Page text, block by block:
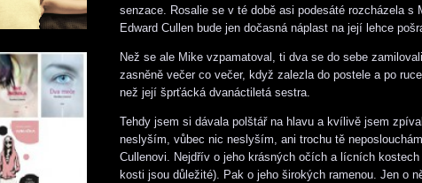
senzace. Rosalie se v té době asi podesáté rozcházela s
Edward Cullen bude jen dočasná náplast na její lehce
Než se ale Mike vzpamatoval, ti dva se do sebe
zasněně večer co večer, když zalezla do postele a po
než její šprťácká dvanáctiletá sestra.
Tehdy jsem si dávala polštář na hlavu a kvílivě jsem
neslyším, vůbec nic neslyším, ani trochu tě
Cullenovi. Nejdřív o jeho krásných očích a lícních
kosti jsou důležité). Pak o jeho širokých ramenou. Jen o